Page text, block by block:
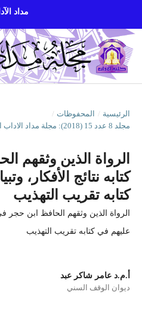
مداد
الرئيسية / المحفوظات /
مجلد 8 عدد 15 (2018): مجلة مداد الاداب العدد الخامس عشر
الرواة الذين وثقهم
كتابه نتائج الأفكار،
كتابه تقريب التهذيب
الرواة الذين وثقهم الحافظ ابن حجر
عليهم في كتابه تقريب التهذيب
أ.م.د عامر شاكر عبد
ديوان الوقف السني